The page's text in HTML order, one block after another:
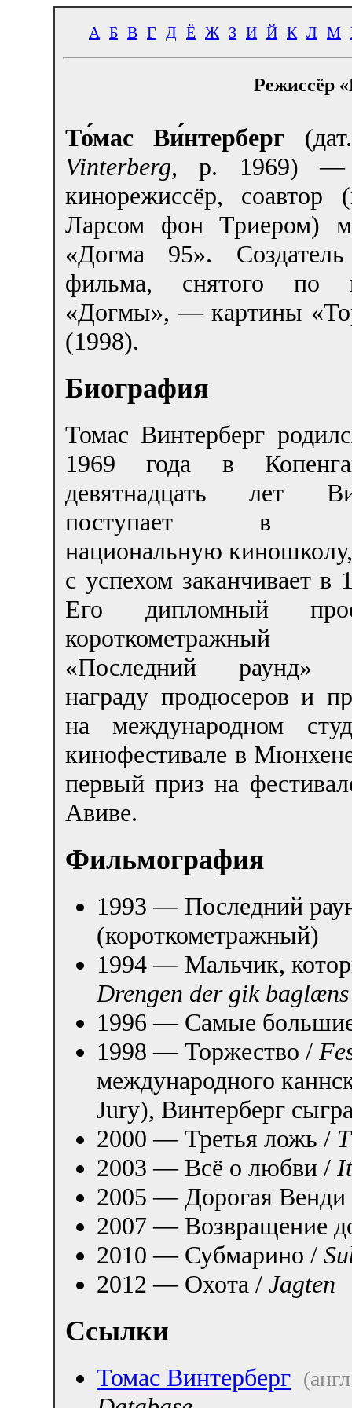
А Б В Г Д Ё Ж З И Й К Л М
Режиссёр
То́мас Ви́нтерберг
Vinterberg, р. 1969) —
кинорежиссёр, соавтор
Ларсом фон Триером)
«Догма 95». Создатель
фильма, снятого по
«Догмы», — картины
(1998).
Биография
Томас Винтерберг
1969 года в
девятнадцать лет
поступает в
национальную
с успехом заканчивает в
Его дипломный
«Последний раунд»
награду продюсеров и
на международном
кинофестивале в
первый приз на
Авиве.
Фильмография
1993 — Последний
(короткометражный)
1994 — Мальчик,
Drengen der gik baglæns
1996 — Самые
1998 — Торжество /
международного
Jury), Винтерберг
2000 — Третья ложь /
2003 — Всё о любви /
2005 — Дорогая
2007 — Возвращение
2010 — Субмарино /
2012 — Охота / Jagten
Ссылки
Томас Винтерберг